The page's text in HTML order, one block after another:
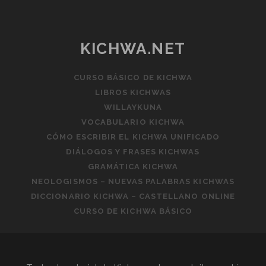
KICHWA.NET
CURSO BÁSICO DE KICHWA
LIBROS KICHWAS
WILLAYKUNA
VOCABULARIO KICHWA
CÓMO ESCRIBIR EL KICHWA UNIFICADO
DIÁLOGOS Y FRASES KICHWAS
GRAMÁTICA KICHWA
NEOLOGISMOS – NUEVAS PALABRAS KICHWAS
DICCIONARIO KICHWA – CASTELLANO ONLINE
CURSO DE KICHWA BÁSICO